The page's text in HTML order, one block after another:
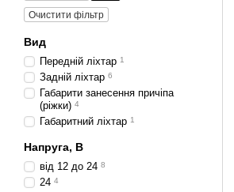
Очистити фільтр
Вид
Передній ліхтар 1
Задній ліхтар 6
Габарити занесення причіпа
(ріжки) 4
Габаритний ліхтар 1
Напруга, В
від 12 до 24 8
24 4